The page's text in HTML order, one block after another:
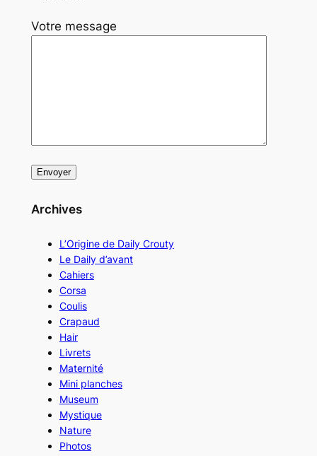
Votre message
Archives
L’Origine de Daily Crouty
Le Daily d’avant
Cahiers
Corsa
Coulis
Crapaud
Hair
Livrets
Maternité
Mini planches
Museum
Mystique
Nature
Photos